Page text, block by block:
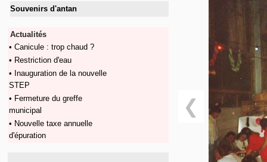
Souvenirs d'antan
Actualités
• Canicule : trop chaud ?
• Restriction d'eau
• Inauguration de la nouvelle
STEP
• Fermeture du greffe
municipal
• Nouvelle taxe annuelle
d'épuration
❮